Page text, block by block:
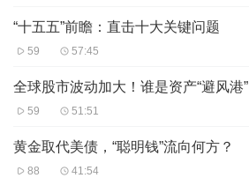
“十五五”前瞻：直击十大关键问题
59 57:45
全球股市波动加大！谁是资产“避风港”
59 51:51
黄金取代美债，“聪明钱”流向何方？
88 41:54